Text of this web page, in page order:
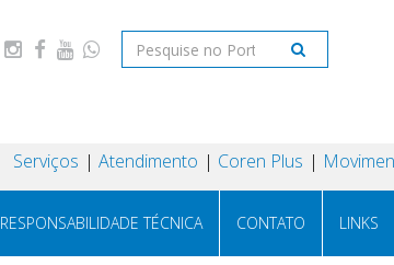
Serviços Atendimento Coren Plus
RESPONSABILIDADE TÉCNICA CONTATO LINKS